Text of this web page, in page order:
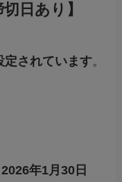
日あり】
定されています。
年1月30日